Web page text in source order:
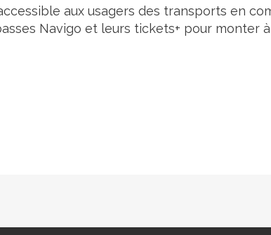
aux usagers des transports en
Navigo et leurs tickets+ pour monter